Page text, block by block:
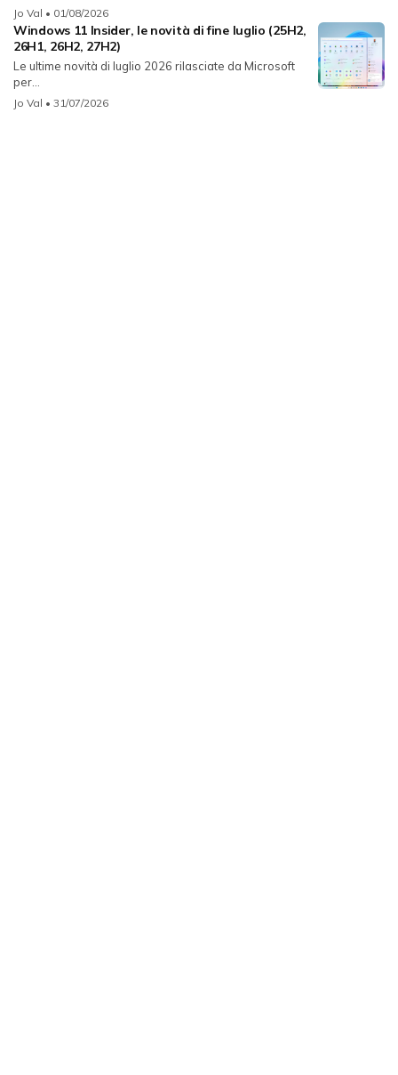
Jo Val • 01/08/2026
Windows 11 Insider, le novità di fine luglio (25H2,
26H1, 26H2, 27H2)
Le ultime novità di luglio 2026 rilasciate da Microsoft
per...
Jo Val • 31/07/2026